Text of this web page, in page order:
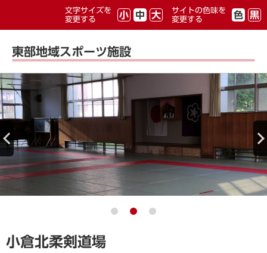
文字サイズを
変更する
小 中 大
サイトの色味を
変更する
色 黒
東部地域スポーツ施設
小倉北柔剣道場